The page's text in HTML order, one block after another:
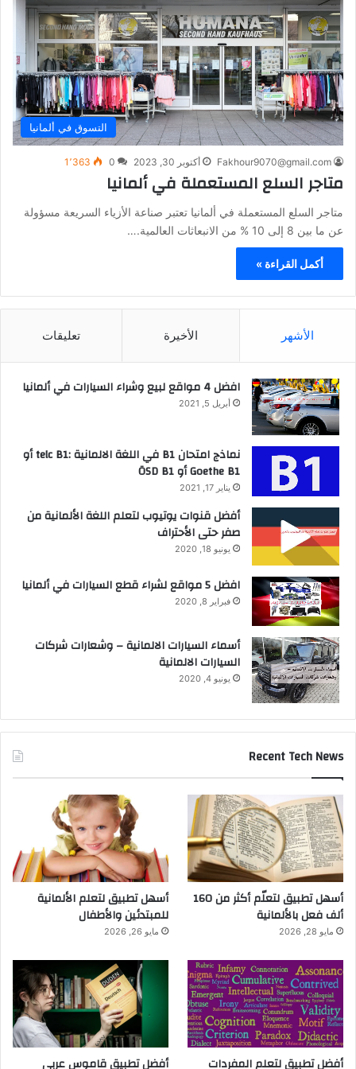
التسوق في ألمانيا
Fakhour9070@gmail.com أكتوبر 30, 2023 0 1٬363
متاجر السلع المستعملة في ألمانيا
متاجر السلع المستعملة في ألمانيا تعتبر صناعة الأزياء السريعة مسؤولة
عن ما بين 8 إلى 10 % من الانبعاثات العالمية.…
أكمل القراءة »
الأشهر الأخيرة تعليقات
افضل 4 مواقع لبيع وشراء السيارات في ألمانيا
أبريل 5, 2021
نماذج امتحان B1 في اللغة الالمانية :telc B1 أو
Goethe B1 أو ÖSD B1
يناير 17, 2021
أفضل قنوات يوتيوب لتعلم اللغة الألمانية من
صفر حتى الأحتراف
يونيو 18, 2020
افضل 5 مواقع لشراء قطع السيارات في ألمانيا
فبراير 8, 2020
أسماء السيارات الالمانية – وشعارات شركات
السيارات الالمانية
يونيو 4, 2020
Recent Tech News
أسهل تطبيق لتعلّم أكثر من 160
ألف فعل بالألمانية
مايو 28, 2026
أسهل تطبيق لتعلم الألمانية
للمبتدئين والأطفال
مايو 26, 2026
أفضل تطبيق لتعلم المفردات أفضل تطبيق قاموس عربي